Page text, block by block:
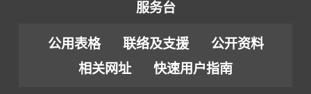
服务台
公用表格 联络及支援
公开资料
相关网址
快速用户指南